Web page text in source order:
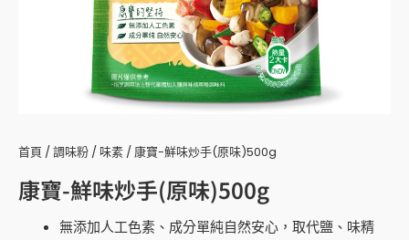
首頁 /調味粉 / 味素 / 康寶-鮮味炒手(原味)500g
康寶-鮮味炒手(原味)500g
無添加人工色素、成分單純自然安心，取代鹽、味精